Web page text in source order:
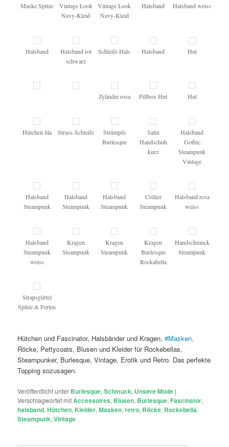
Maske Spitze
Vintage Look
Navy-Kleid
Vintage Look
Navy-Kleid
Halsband Halsband weiss
Halsband
Halsband rot
schwarz
Schleife Hals Halsband Hut
Zylinder rosa Pillbox Hut Hut
Hütchen lila Strass-Schleife
Strümpfe
Burlesque
Satin
Handschuh
kurz
Halsband
Gothic
Steampunk
Vintage
Halsband
Steampunk
Halsband
Steampunk
Halsband
Steampunk
Collier
Steampunk
Halsband rosa
weiss
Halsband
Steampunk
weiss
Kragen
Steampunk
Kragen
Steampunk
Kragen
Burlesque
Rockabella
Handschmuck
Steampunk
Strapsgürtel
Spitze & Perlen
Hütchen und Fascinator, Halsbänder und Kragen, #Masken,
Röcke, Pettycoats, Blusen und Kleider für Rockebellas,
Steampunker, Burlesque, Vintage, Erotik und Retro. Das perfekte
Topping sozusagen.
Veröffentlicht unter Burlesque,Schmuck, Unsere Mode |
Verschlagwortet mitAccessoires, Blusen, Burlesque, Fascinator,
halsband,Hütchen, Kleider,Masken,retro, Röcke, Rockebella,
Steampunk,Vintage